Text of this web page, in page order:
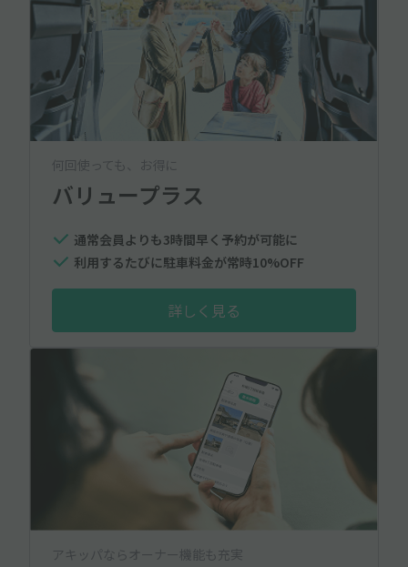
何回使っても、お得に
バリュープラス
通常会員よりも3時間早く予約が可能に
利用するたびに駐車料金が常時10%OFF
詳しく見る
アキッパならオーナー機能も充実